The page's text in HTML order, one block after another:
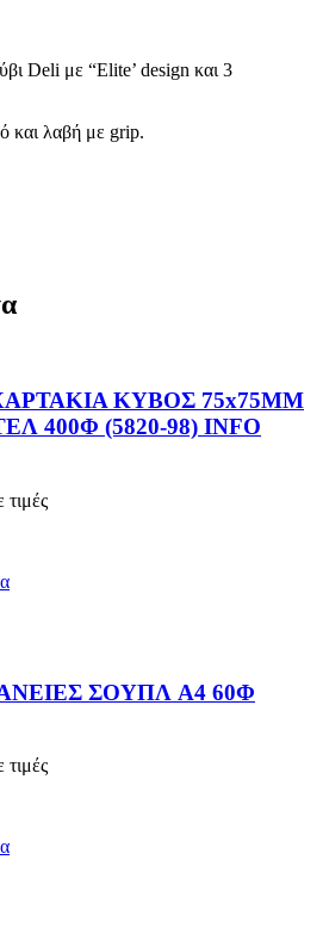
Deli με “Elite’ design και 3
και λαβή με grip.
ΚΥΒΟΣ 75x75MM
400Φ (5820-98) INFO
τιμές
ΣΟΥΠΛ A4 60Φ
τιμές